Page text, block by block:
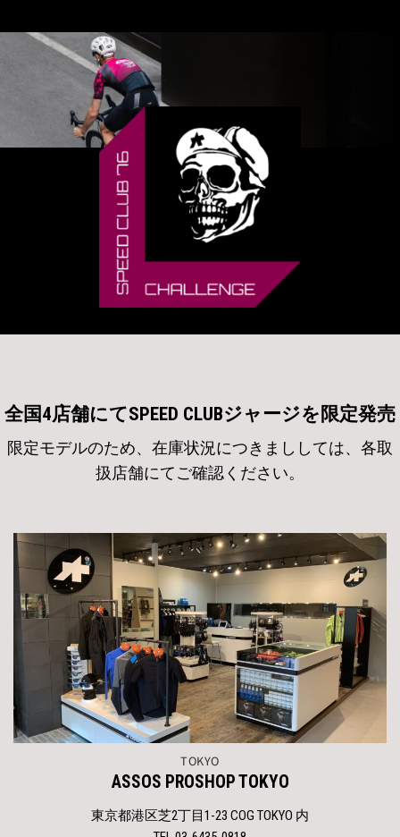
全国4店舗にてSPEED CLUBジャージを限定発売
限定モデルのため、在庫状況につきまししては、各取
扱店舗にてご確認ください。
TOKYO
ASSOS PROSHOP TOKYO
東京都港区芝2丁目1-23 COG TOKYO 内